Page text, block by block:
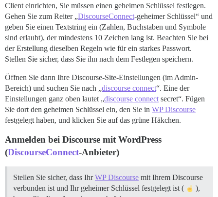
Client einrichten, Sie müssen einen geheimen Schlüssel festlegen.
Gehen Sie zum Reiter „DiscourseConnect-geheimer Schlüssel“ und
geben Sie einen Textstring ein (Zahlen, Buchstaben und Symbole
sind erlaubt), der mindestens 10 Zeichen lang ist. Beachten Sie bei
der Erstellung dieselben Regeln wie für ein starkes Passwort.
Stellen Sie sicher, dass Sie ihn nach dem Festlegen speichern.
Öffnen Sie dann Ihre Discourse-Site-Einstellungen (im Admin-
Bereich) und suchen Sie nach „discourse connect“. Eine der
Einstellungen ganz oben lautet „discourse connect secret“. Fügen
Sie dort den geheimen Schlüssel ein, den Sie in WP Discourse
festgelegt haben, und klicken Sie auf das grüne Häkchen.
Anmelden bei Discourse mit WordPress
(DiscourseConnect-Anbieter)
Stellen Sie sicher, dass IhrWP Discourse mit Ihrem Discourse
verbunden ist und Ihr geheimer Schlüssel festgelegt ist (
),